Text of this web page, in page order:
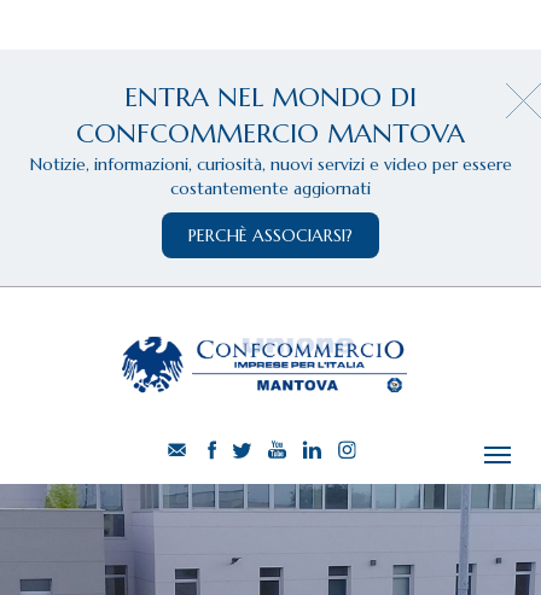
ENTRA NEL MONDO DI
CONFCOMMERCIO MANTOVA
Notizie, informazioni, curiosità, nuovi servizi e video per essere
costantemente aggiornati
PERCHÈ ASSOCIARSI?
CHI SIAMO